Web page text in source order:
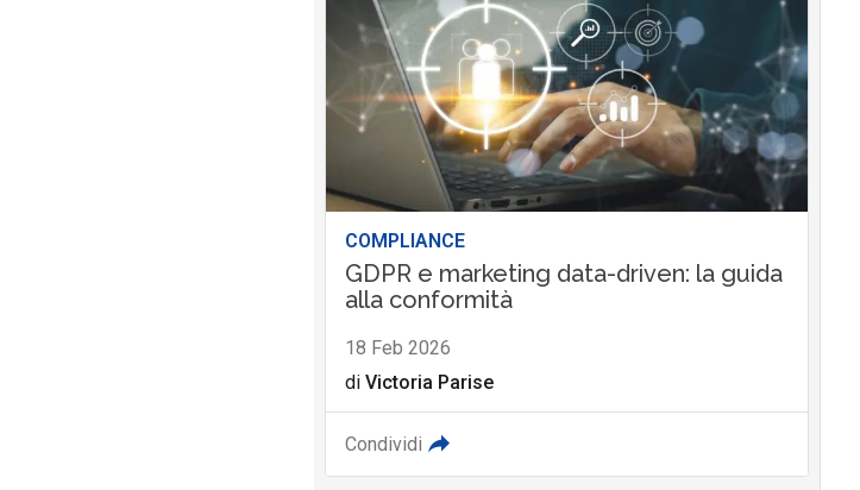
COMPLIANCE
GDPR e marketing data-driven: la guida
alla conformità
18 Feb 2026
di Victoria Parise
Condividi